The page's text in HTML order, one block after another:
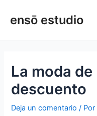
ensō estudio
La moda
descuento
Deja un comentario / Por
de